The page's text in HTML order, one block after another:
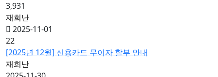
3,931
재희난
2025-11-01
22
[2025년 12월] 신용카드 무이자 할부 안내
재희난